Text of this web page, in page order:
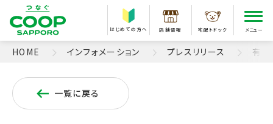
はじめての方へ 店舗情報 宅配トドック メニュー
HOME インフォメーション プレスリリース 有限
一覧に戻る